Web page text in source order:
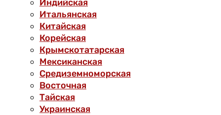
Индийская
Итальянская
Китайская
Корейская
Крымскотатарская
Мексиканская
Средиземноморская
Восточная
Тайская
Украинская